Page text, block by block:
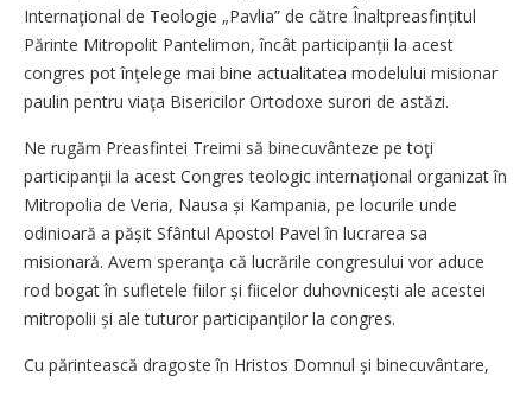
Internaţional de Teologie „Pavlia” de către Înaltpreasfințitul
Părinte Mitropolit Pantelimon, încât participanții la acest
congres pot înţelege mai bine actualitatea modelului misionar
paulin pentru viaţa Bisericilor Ortodoxe surori de astăzi.
Ne rugăm Preasfintei Treimi să binecuvânteze pe toţi
participanţii la acest Congres teologic internaţional organizat în
Mitropolia de Veria, Nausa și Kampania, pe locurile unde
odinioară a pășit Sfântul Apostol Pavel în lucrarea sa
misionară. Avem speranţa că lucrările congresului vor aduce
rod bogat în sufletele fiilor și fiicelor duhovnicești ale acestei
mitropolii și ale tuturor partici­pan­ților la congres.
Cu părintească dragoste în Hristos Domnul și binecuvântare,